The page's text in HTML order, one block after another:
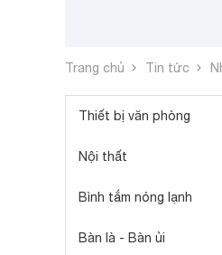
Trang chủ Tin tức
Thiết bị văn phòng
Nội thất
Bình tắm nóng lạnh
Bàn là - Bàn ủi